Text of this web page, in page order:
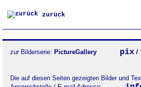
zurück
zur Bilderserie: PictureGallery pix /
Die auf diesen Seiten gezeigten Bilder und